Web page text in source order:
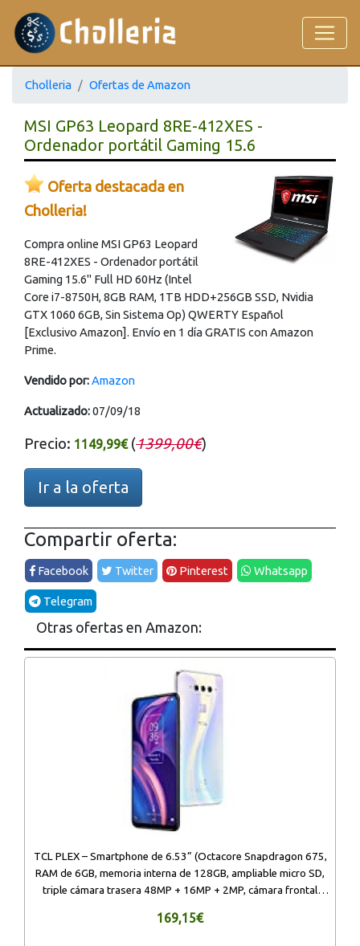
Cholleria Ofertas de Amazon
MSI GP63 Leopard 8RE-412XES -
Ordenador portátil Gaming 15.6
Oferta destacada en
Cholleria!
Compra online MSI GP63 Leopard
8RE-412XES - Ordenador portátil
Gaming 15.6" Full HD 60Hz (Intel
Core i7-8750H, 8GB RAM, 1TB HDD+256GB SSD, Nvidia
GTX 1060 6GB, Sin Sistema Op) QWERTY Español
[Exclusivo Amazon]. Envío en 1 día GRATIS con Amazon
Prime.
Vendido por:Amazon
Actualizado:07/09/18
Precio: 1149,99€(1399,00€)
Ir a la oferta
Compartir oferta:
Facebook Twitter Pinterest Whatsapp
Telegram
Otras ofertas en Amazon:
TCL PLEX – Smartphone de 6.53” (Octacore Snapdragon 675,
RAM de 6GB, memoria interna de 128GB, ampliable micro SD,
triple cámara trasera 48MP + 16MP + 2MP, cámara frontal
169,15€